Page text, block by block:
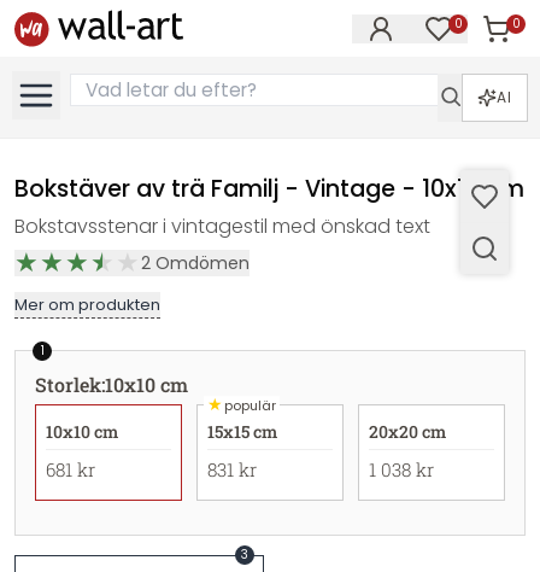
0 0
AI
Bokstäver av trä Familj - Vintage - 10x10 cm
Bokstavsstenar i vintagestil med önskad text
2 Omdömen
Mer om produkten
1
Storlek:10x10 cm
10x10 cm
681 kr
★populär
15x15 cm
831 kr
20x20 cm
1 038 kr
3